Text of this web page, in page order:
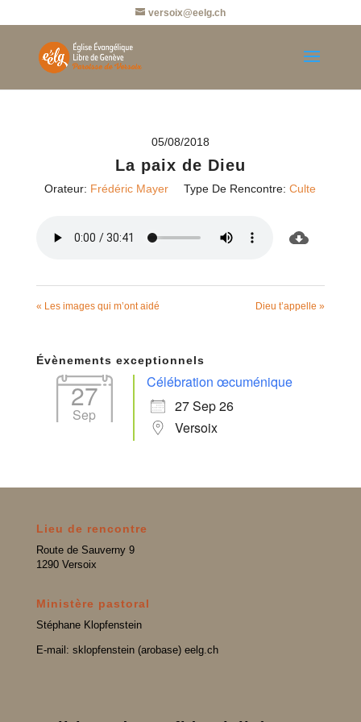
versoix@eelg.ch
05/08/2018
La paix de Dieu
Orateur: Frédéric Mayer Type De Rencontre: Culte
« Les images qui m’ont aidé Dieu t’appelle »
Évènements exceptionnels
27
Sep
Célébration œcuménique
27 Sep 26
Versoix
Lieu de rencontre
Route de Sauverny 9
1290 Versoix
Ministère pastoral
Stéphane Klopfenstein
E-mail: sklopfenstein (arobase) eelg.ch